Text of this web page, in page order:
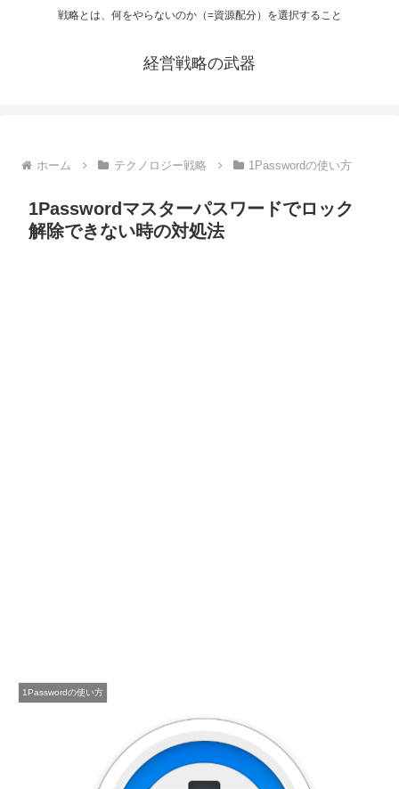
戦略とは、何をやらないのか（=資源配分）を選択すること
経営戦略の武器
ホーム テクノロジー戦略 1Passwordの使い方
1Passwordマスターパスワードでロック
解除できない時の対処法
1Passwordの使い方